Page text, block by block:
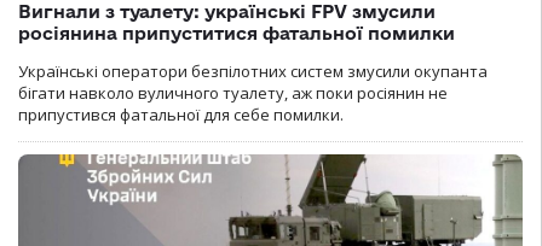
Вигнали з туалету: українські FPV змусили
росіянина припуститися фатальної помилки
Українські оператори безпілотних систем змусили окупанта
бігати навколо вуличного туалету, аж поки росіянин не
припустився фатальної для себе помилки.